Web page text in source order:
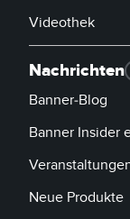
Videothek
Nachrichten
Banner-Blog
Banner Insider
Neue Produkte